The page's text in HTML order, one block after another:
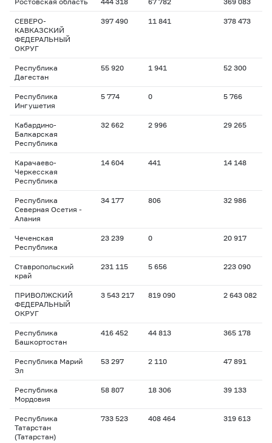
СЕВЕРО-
КАВКАЗСКИЙ
ФЕДЕРАЛЬНЫЙ
ОКРУГ
397 490 11 841 378 473
Республика
Дагестан
55 920 1 941 52 300
Республика
Ингушетия
5 774 0 5 766
Кабардино-
Балкарская
Республика
32 662 2 996 29 265
Карачаево-
Черкесская
Республика
14 604 441 14 148
Республика
Северная Осетия -
Алания
34 177 806 32 986
Чеченская
Республика
23 239 0 20 917
Ставропольский
край
231 115 5 656 223 090
ПРИВОЛЖСКИЙ
ФЕДЕРАЛЬНЫЙ
ОКРУГ
3 543 217 819 090 2 643 082
Республика
Башкортостан
416 452 44 813 365 178
Республика Марий
Эл
53 297 2 110 47 891
Республика
Мордовия
58 807 18 306 39 133
Республика
Татарстан
(Татарстан)
733 523 408 464 319 613